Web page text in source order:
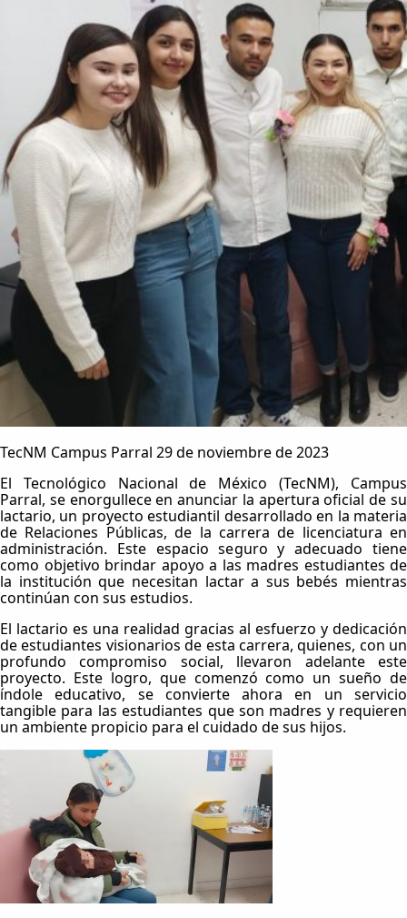
TecNM Campus Parral 29 de noviembre de 2023
El Tecnológico Nacional de México (TecNM), Campus
Parral, se enorgullece en anunciar la apertura oficial de su
lactario, un proyecto estudiantil desarrollado en la materia
de Relaciones Públicas, de la carrera de licenciatura en
administración. Este espacio seguro y adecuado tiene
como objetivo brindar apoyo a las madres estudiantes de
la institución que necesitan lactar a sus bebés mientras
continúan con sus estudios.
El lactario es una realidad gracias al esfuerzo y dedicación
de estudiantes visionarios de esta carrera, quienes, con un
profundo compromiso social, llevaron adelante este
proyecto. Este logro, que comenzó como un sueño de
índole educativo, se convierte ahora en un servicio
tangible para las estudiantes que son madres y requieren
un ambiente propicio para el cuidado de sus hijos.